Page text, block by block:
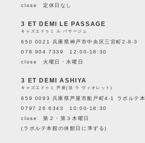
close 定休日なし
3 ET DEMI LE PASSAGE
キャズエドゥミ ル パサージュ
650 0021 兵庫県神戸市中央区三宮町2-8-3
078 904 7339 12:00-18:30
close 火曜日・水曜日
3 ET DEMI ASHIYA
キャズエドゥミ 芦屋(旧 ラ ヴィオレット)
659 0093 兵庫県芦屋市船戸町4-1 ラポルテ
0797 26 6343 10:00-18:30
close 第２・第３木曜日
(ラポルテ本館の休館日に準ずる)